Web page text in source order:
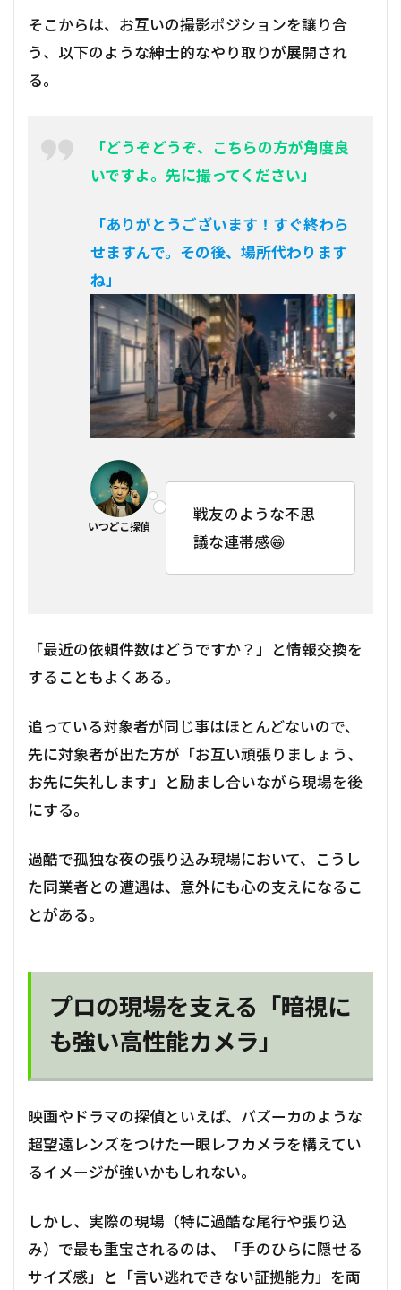
そこからは、お互いの撮影ポジションを譲り合
う、以下のような紳士的なやり取りが展開され
る。
「どうぞどうぞ、こちらの方が角度良
いですよ。先に撮ってください」
「ありがとうございます！すぐ終わら
せますんで。その後、場所代わります
ね」
戦友のような不思
議な連帯感😁
「最近の依頼件数はどうですか？」と情報交換を
することもよくある。
追っている対象者が同じ事はほとんどないので、
先に対象者が出た方が「お互い頑張りましょう、
お先に失礼します」と励まし合いながら現場を後
にする。
過酷で孤独な夜の張り込み現場において、こうし
た同業者との遭遇は、意外にも心の支えになるこ
とがある。
プロの現場を支える「暗視に
も強い高性能カメラ」
映画やドラマの探偵といえば、バズーカのような
超望遠レンズをつけた一眼レフカメラを構えてい
るイメージが強いかもしれない。
しかし、実際の現場（特に過酷な尾行や張り込
み）で最も重宝されるのは、「手のひらに隠せる
サイズ感」
と 「言い逃れできない証拠能力」を両